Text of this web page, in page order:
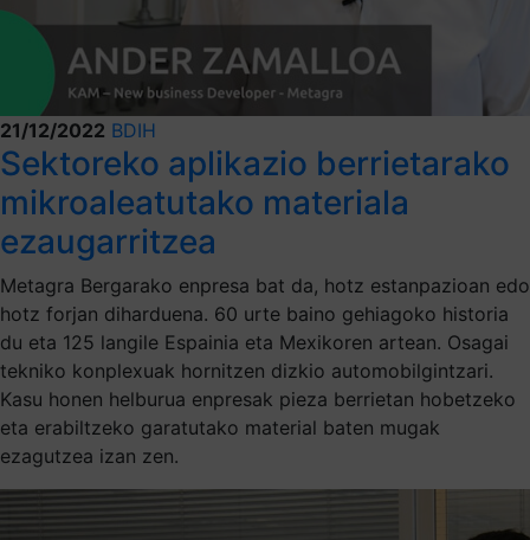
21/12/2022 BDIH
Sektoreko aplikazio berrietarako
mikroaleatutako materiala
ezaugarritzea
Metagra Bergarako enpresa bat da, hotz estanpazioan edo
hotz forjan diharduena. 60 urte baino gehiagoko historia
du eta 125 langile Espainia eta Mexikoren artean. Osagai
tekniko konplexuak hornitzen dizkio automobilgintzari.
Kasu honen helburua enpresak pieza berrietan hobetzeko
eta erabiltzeko garatutako material baten mugak
ezagutzea izan zen.